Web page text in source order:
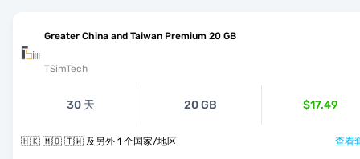
Greater China and Taiwan Premium 20 GB
TSimTech
30 天 20 GB $17.49
🇭🇰 🇲🇴 🇹🇼 及另外 1 个国家/地区 查看